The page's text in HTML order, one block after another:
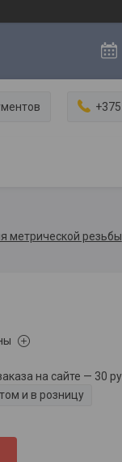
метрической резьбы
на сайте — 30
и в розницу